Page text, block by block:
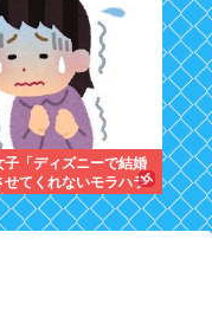
子「ディズニーで結婚
せてくれないモラハラ
吸になりました。涙が
」